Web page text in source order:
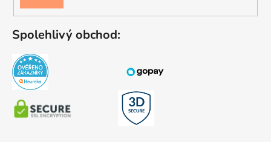
SE
Spolehlivý obchod: